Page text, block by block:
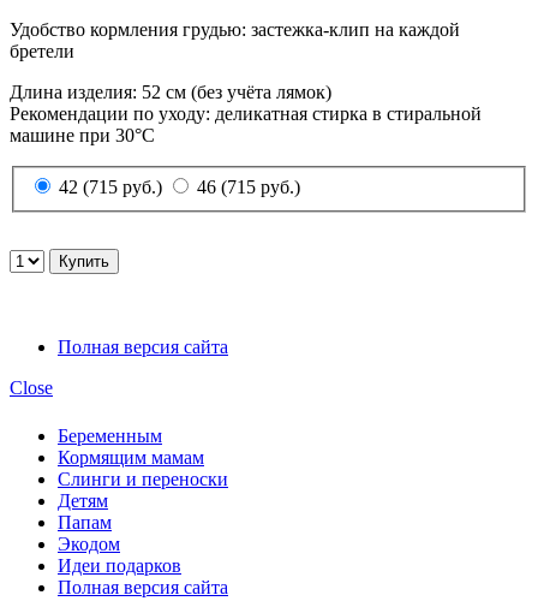
Удобство кормления грудью: застежка-клип на каждой
бретели
Длина изделия: 52 см (без учёта лямок)
Рекомендации по уходу: деликатная стирка в стиральной
машине при 30°C
42 (715 руб.) 46 (715 руб.)
Полная версия сайта
Close
Беременным
Кормящим мамам
Слинги и переноски
Детям
Папам
Экодом
Идеи подарков
Полная версия сайта